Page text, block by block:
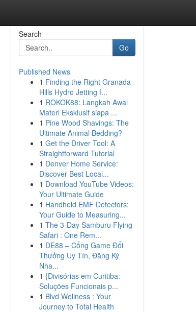
Search
Go
Published News
1 Finding the Right Granada
Hills Hydro Jetting f...
1 ROKOK88: Langkah Awal
Materi Eksklusif siapa ...
1 Pine Wood Shavings: The
Ultimate Animal Bedding?
1 Get the Driver Tool: A
Straightforward Tutorial
1 Denver Home Service:
Discover Best Local...
1 Download YouTube Videos:
Your Ultimate Guide
1 Handheld EMF Detectors:
Your Guide to Measuring...
1 The 3-Day Samburu Flying
Safari : One Rem...
1 DE88 – Cổng Game Đổi
Thưởng Uy Tín, Đăng Ký
Nha...
1 {Divisórias em Curitiba:
Soluções Funcionais p...
1 Blvd Wellness : Your
Journey to Total Health